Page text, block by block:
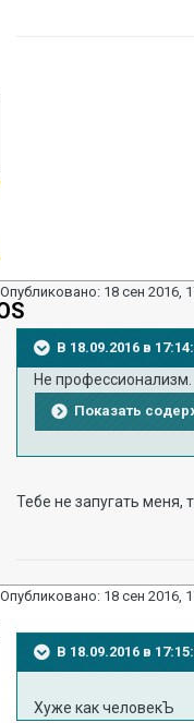
Опубликовано: 18 сен 2016,
В 18.09.2016 в
Не профессионализм.
Показать
Тебе не запугать меня,
Опубликовано: 18 сен 2016,
В 18.09.2016 в
Хуже как человекЪ